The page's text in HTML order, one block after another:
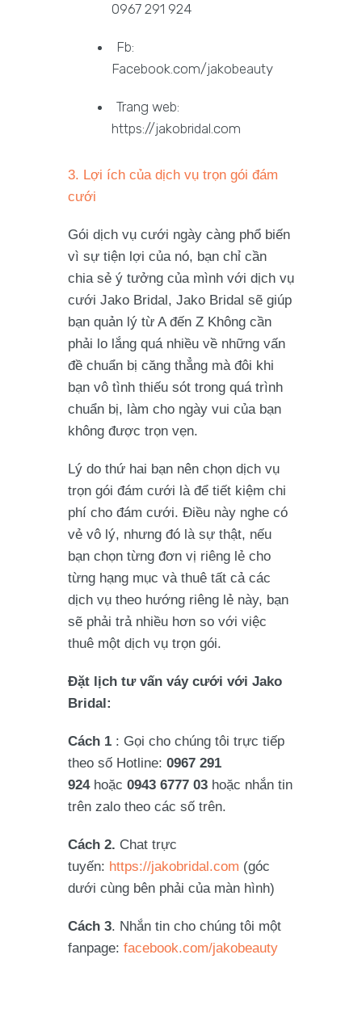
0967 291 924
Fb:
Facebook.com/jakobeauty
Trang web:
https://jakobridal.com
3. Lợi ích của dịch vụ trọn gói đám
cưới
Gói dịch vụ cưới ngày càng phổ biến
vì sự tiện lợi của nó, bạn chỉ cần
chia sẻ ý tưởng của mình với dịch vụ
cưới Jako Bridal, Jako Bridal sẽ giúp
bạn quản lý từ A đến Z Không cần
phải lo lắng quá nhiều về những vấn
đề chuẩn bị căng thẳng mà đôi khi
bạn vô tình thiếu sót trong quá trình
chuẩn bị, làm cho ngày vui của bạn
không được trọn vẹn.
Lý do thứ hai bạn nên chọn dịch vụ
trọn gói đám cưới là để tiết kiệm chi
phí cho đám cưới. Điều này nghe có
vẻ vô lý, nhưng đó là sự thật, nếu
bạn chọn từng đơn vị riêng lẻ cho
từng hạng mục và thuê tất cả các
dịch vụ theo hướng riêng lẻ này, bạn
sẽ phải trả nhiều hơn so với việc
thuê một dịch vụ trọn gói.
Đặt lịch tư vấn váy cưới với Jako
Bridal:
Cách 1 : Gọi cho chúng tôi trực tiếp
theo số Hotline: 0967 291
924hoặc 0943 6777 03 hoặc nhắn tin
trên zalo theo các số trên.
Cách 2. Chat trực
tuyến: https://jakobridal.com (góc
dưới cùng bên phải của màn hình)
Cách 3. Nhắn tin cho chúng tôi một
fanpage: facebook.com/jakobeauty